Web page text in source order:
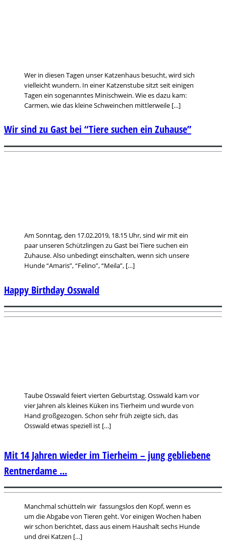
Wer in diesen Tagen unser Katzenhaus besucht, wird sich
vielleicht wundern. In einer Katzenstube sitzt seit einigen
Tagen ein sogenanntes Minischwein. Wie es dazu kam:
Carmen, wie das kleine Schweinchen mittlerweile […]
Am Sonntag, den 17.02.2019, 18.15 Uhr, sind wir mit ein
paar unseren Schützlingen zu Gast bei Tiere suchen ein
Zuhause. Also unbedingt einschalten, wenn sich unsere
Hunde “Amaris”, “Felino”, “Meila”, […]
Wir sind zu Gast bei “Tiere suchen ein Zuhause”
Taube Osswald feiert vierten Geburtstag. Osswald kam vor
vier Jahren als kleines Küken ins Tierheim und wurde von
Hand großgezogen. Schon sehr früh zeigte sich, das
Osswald etwas speziell ist […]
Happy Birthday Osswald
Mit 14 Jahren wieder im Tierheim – jung gebliebene
Rentnerdame ...
Manchmal schütteln wir fassungslos den Kopf, wenn es
um die Abgabe von Tieren geht. Vor einigen Wochen haben
wir schon berichtet, dass aus einem Haushalt sechs Hunde
und drei Katzen […]